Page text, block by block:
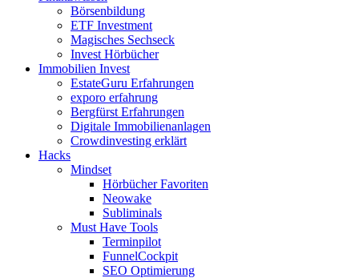
Börsenbildung
ETF Investment
Magisches Sechseck
Invest Hörbücher
Immobilien Invest
EstateGuru Erfahrungen
exporo erfahrung
Bergfürst Erfahrungen
Digitale Immobilienanlagen
Crowdinvesting erklärt
Hacks
Mindset
Hörbücher Favoriten
Neowake
Subliminals
Must Have Tools
Terminpilot
FunnelCockpit
SEO Optimierung